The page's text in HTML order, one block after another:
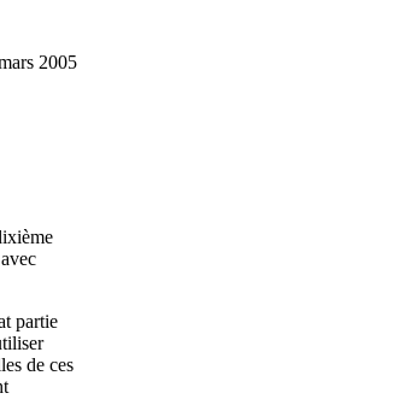
2005
partie
de ces